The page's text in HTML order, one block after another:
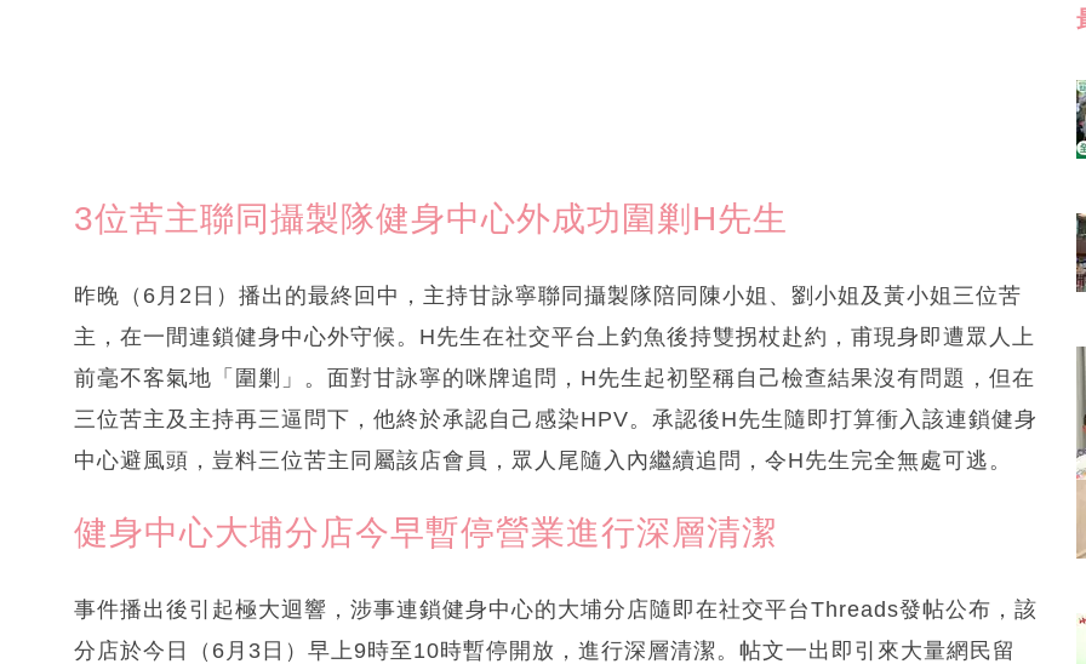
3位苦主聯同攝製隊健身中心外成功圍剿H先生
昨晚（6月2日）播出的最終回中，主持甘詠寧聯同攝製隊陪同陳小姐、劉小姐及黃小姐三位苦
主，在一間連鎖健身中心外守候。H先生在社交平台上釣魚後持雙拐杖赴約，甫現身即遭眾人上
前毫不客氣地「圍剿」。面對甘詠寧的咪牌追問，H先生起初堅稱自己檢查結果沒有問題，但在
三位苦主及主持再三逼問下，他終於承認自己感染HPV。承認後H先生隨即打算衝入該連鎖健身
中心避風頭，豈料三位苦主同屬該店會員，眾人尾隨入內繼續追問，令H先生完全無處可逃。
健身中心大埔分店今早暫停營業進行深層清潔
事件播出後引起極大迴響，涉事連鎖健身中心的大埔分店隨即在社交平台Threads發帖公布，該
分店於今日（6月3日）早上9時至10時暫停開放，進行深層清潔。帖文一出即引來大量網民留